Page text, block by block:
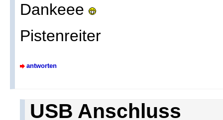
Dankeee
Pistenreiter
antworten
USB Anschluss